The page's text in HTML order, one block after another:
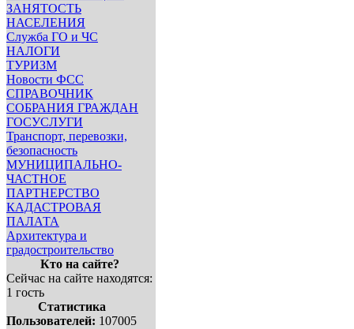
ЗАНЯТОСТЬ
НАСЕЛЕНИЯ
Служба ГО и ЧС
НАЛОГИ
ТУРИЗМ
Новости ФСС
СПРАВОЧНИК
СОБРАНИЯ ГРАЖДАН
ГОСУСЛУГИ
Транспорт, перевозки,
безопасность
МУНИЦИПАЛЬНО-
ЧАСТНОЕ
ПАРТНЕРСТВО
КАДАСТРОВАЯ
ПАЛАТА
Архитектура и
градостроительство
Кто на сайте?
Сейчас на сайте находятся:
1 гость
Статистика
Пользователей: 107005